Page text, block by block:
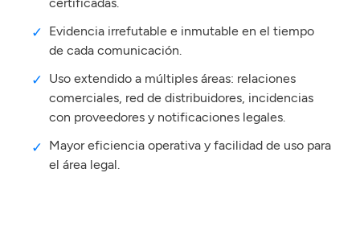
Evidencia irrefutable e inmutable en el tiempo
de cada comunicación.
Uso extendido a múltiples áreas: relaciones
comerciales, red de distribuidores, incidencias
con proveedores y notificaciones legales.
Mayor eficiencia operativa y facilidad de uso para
el área legal.